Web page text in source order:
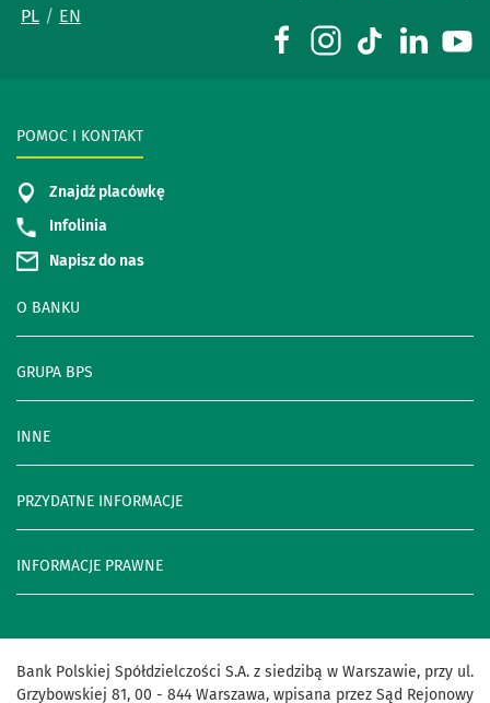
PL EN
POMOC I KONTAKT
Znajdź placówkę
Infolinia
Napisz do nas
O BANKU
GRUPA BPS
INNE
PRZYDATNE INFORMACJE
INFORMACJE PRAWNE
Bank Polskiej Spółdzielczości S.A. z siedzibą w Warszawie, przy ul.
Grzybowskiej 81, 00 - 844 Warszawa, wpisana przez Sąd Rejonowy